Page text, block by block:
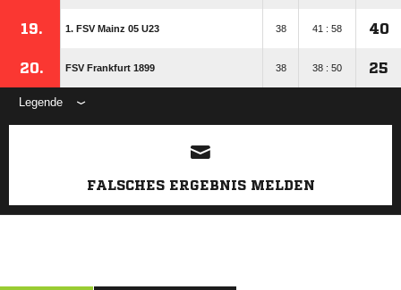
19. 1. FSV Mainz 05 U23 38 41 : 58 40
20. FSV Frankfurt 1899 38 38 : 50 25
Legende
ANZEIGE
FALSCHES ERGEBNIS MELDEN